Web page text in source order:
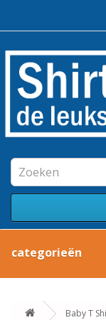
categorieën
Baby T